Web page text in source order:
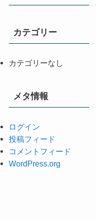
カテゴリー
カテゴリーなし
メタ情報
ログイン
投稿フィード
コメントフィード
WordPress.org